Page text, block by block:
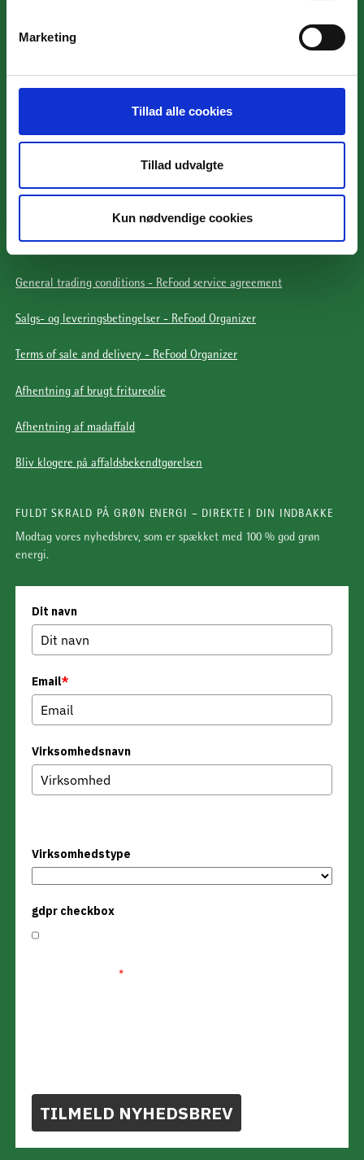
Marketing
Tillad alle cookies
Tillad udvalgte
Kun nødvendige cookies
DK-8722 Hedensted
Daka Privatlivpolitik
General trading conditions - ReFood service agreement
Salgs- og leveringsbetingelser - ReFood Organizer
Terms of sale and delivery - ReFood Organizer
Afhentning af brugt fritureolie
Afhentning af madaffald
Bliv klogere på affaldsbekendtgørelsen
FULDT SKRALD PÅ GRØN ENERGI – DIREKTE I DIN INDBAKKE
Modtag vores nyhedsbrev, som er spækket med 100 % god grøn
energi.
Dit navn
Email*
Virksomhedsnavn
Virksomhedstype
gdpr checkbox
servicenyheder*
TILMELD NYHEDSBREV